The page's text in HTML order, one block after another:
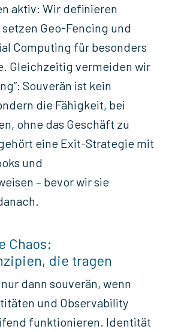
aktiv: Wir definieren
Geo-Fencing und
Computing für besonders
Gleichzeitig vermeiden wir
Souverän ist kein
die Fähigkeit, bei
ohne das Geschäft zu
eine Exit-Strategie mit
und
– bevor wir sie
Chaos:
die tragen
dann souverän, wenn
und Observability
funktionieren. Identität